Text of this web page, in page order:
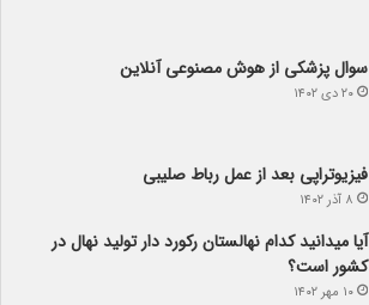
سوال پزشکی از هوش مصنوعی آنلاین
۲۰ دی ۱۴۰۲
فیزیوتراپی بعد از عمل رباط صلیبی
۸ آذر ۱۴۰۲
آیا می­دانید کدام نهالستان رکورد دار تولید نهال­ در
کشور است؟
۱۰ مهر ۱۴۰۲